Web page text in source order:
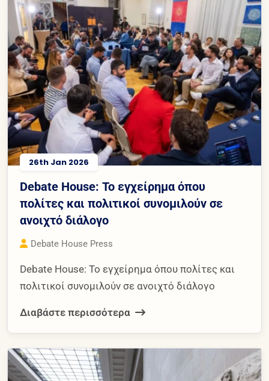
26th Jan 2026
Debate House: Το εγχείρημα όπου
πολίτες και πολιτικοί συνομιλούν σε
ανοιχτό διάλογο
Debate House Press
Debate House: Το εγχείρημα όπου πολίτες και
πολιτικοί συνομιλούν σε ανοιχτό διάλογο
Διαβάστε περισσότερα